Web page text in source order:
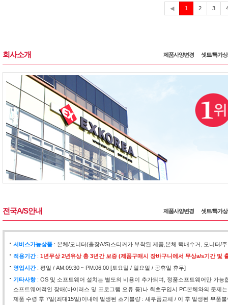
◀ 1
재
2 3
회사소개 제품사양변경 셋트/특가
전국A/S안내 제품사양변경 셋트/특가
서비스가능상품 : 본체/모니터(출장A/S)스티커가 부착된 제품,본체 택배수거, 모니터/
적용기간: 1년무상 2년유상 총 3년간 보증 (제품구매시 장바구니에서 무상a/s기간 및
영업시간: 평일 / AM:09:30 ~ PM:06:00 [토요일 / 일요일 / 공휴일 휴무]
기타사항: OS 및 소프트웨어 설치는 별도의 비용이 추가되며, 정품소프트웨어만 가능
소프트웨어적인 장애(바이러스 및 프로그램 오류 등)나 최초구입시 PC본체와의 문제
제품 수령 후 7일(최대15일)이내에 발생된 초기불량 : 새부품교체 / 이 후 발생된 부품